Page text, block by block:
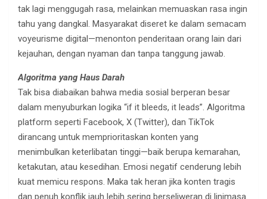
tak lagi menggugah rasa, melainkan memuaskan rasa ingin
tahu yang dangkal. Masyarakat diseret ke dalam semacam
voyeurisme digital—menonton penderitaan orang lain dari
kejauhan, dengan nyaman dan tanpa tanggung jawab.
Algoritma yang Haus Darah
Tak bisa diabaikan bahwa media sosial berperan besar
dalam menyuburkan logika “if it bleeds, it leads”. Algoritma
platform seperti Facebook, X (Twitter), dan TikTok
dirancang untuk memprioritaskan konten yang
menimbulkan keterlibatan tinggi—baik berupa kemarahan,
ketakutan, atau kesedihan. Emosi negatif cenderung lebih
kuat memicu respons. Maka tak heran jika konten tragis
dan penuh konflik jauh lebih sering berseliweran di linimasa